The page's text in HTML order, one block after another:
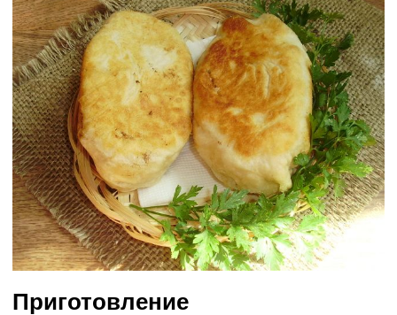
Приготовление